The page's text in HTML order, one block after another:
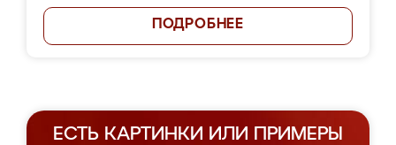
ПОДРОБНЕЕ
ЕСТЬ КАРТИНКИ ИЛИ ПРИМЕРЫ